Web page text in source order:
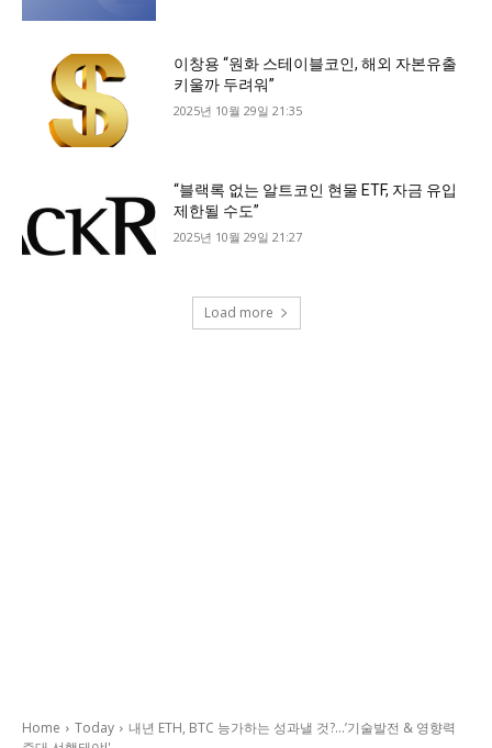
이창용 “원화 스테이블코인, 해외 자본유출
키울까 두려워”
2025년 10월 29일 21:35
“블랙록 없는 알트코인 현물 ETF, 자금 유입
제한될 수도”
2025년 10월 29일 21:27
Load more